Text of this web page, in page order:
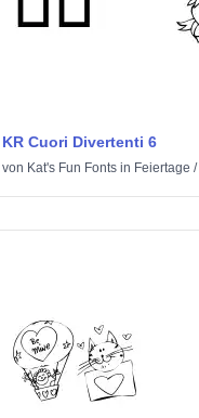
KR Cuori Divertenti 6
von Kat's Fun Fonts in Feiertage /